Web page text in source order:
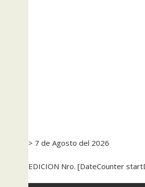
> 7 de Agosto del 2026
EDICION Nro. [DateCounter